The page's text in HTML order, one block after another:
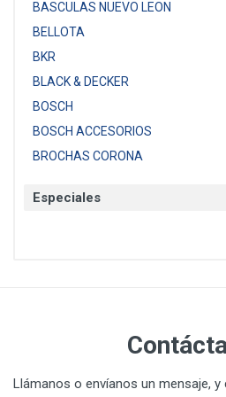
BASCULAS NUEVO LEON
BELLOTA
BKR
BLACK & DECKER
BOSCH
BOSCH ACCESORIOS
BROCHAS CORONA
CAT
CRAFTSMAN
Especiales
Llámanos o envíanos un mensaje,